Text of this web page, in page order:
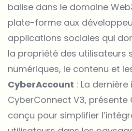
balise dans le domaine
plate-forme aux
applications sociales qui
la propriété des utilisateurs
numériques, le contenu et
CyberAccount : La
CyberConnect V3, présente
conçu pour simplifier